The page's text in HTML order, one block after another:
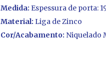
Medida: Espessura de porta:
Material: Liga de Zinco
Cor/Acabamento: Niquelado